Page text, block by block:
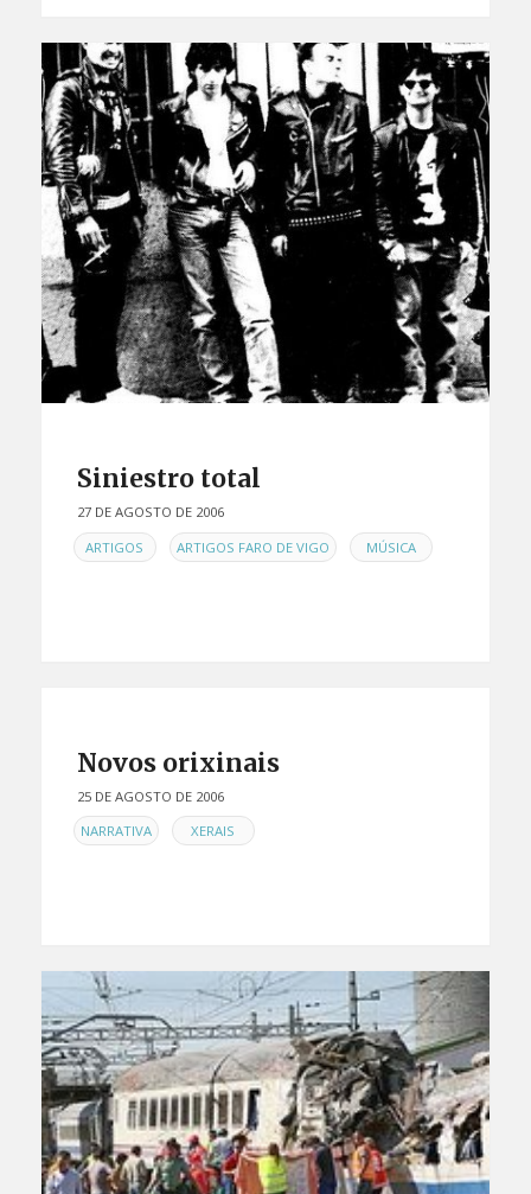
Siniestro total
27 DE AGOSTO DE 2006
EN ARTIGOS , ARTIGOS FARO DE VIGO , MÚSICA
Novos orixinais
25 DE AGOSTO DE 2006
ENNARRATIVA , XERAIS